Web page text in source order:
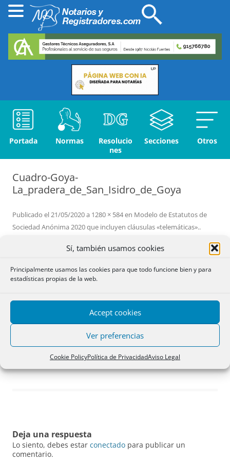
Sí, también usamos cookies
Principalmente usamos las cookies para que todo funcione bien y para
estadísticas propias de la web.
Accept cookies
Ver preferencias
Cookie PolicyPolítica de PrivacidadAviso Legal
Portada Normas
Resolucio
nes
Secciones Otros
Cuadro-Goya-
La_pradera_de_San_Isidro_de_Goya
Publicado el21/05/2020a 1280 × 584en Modelo de Estatutos de
Sociedad Anónima 2020 que incluyen cláusulas «telemáticas»..
La Pradera de San Isidro, cuadro de Francisco de Goya (1798). Museo del
Prado.
Deja una respuesta
Lo siento, debes estar conectado para publicar un
comentario.